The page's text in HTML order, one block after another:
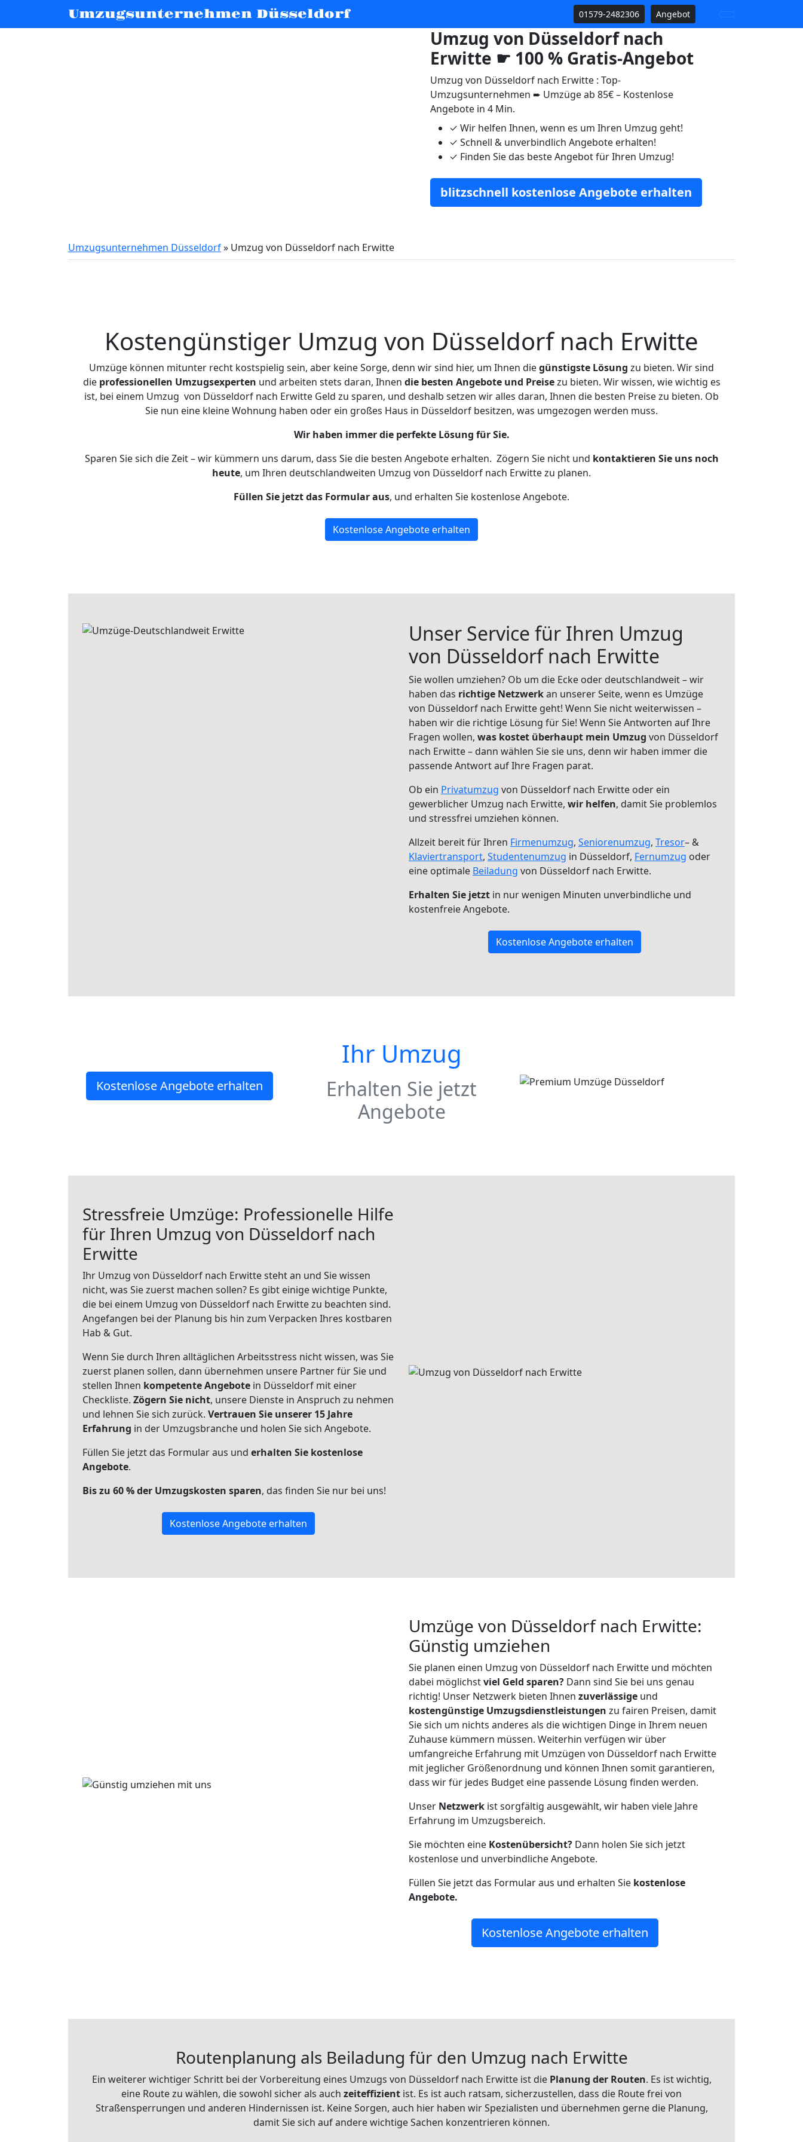
Umzugsunternehmen Düsseldorf 01579-2482306 Angebot
Umzug von Düsseldorf nach
Erwitte ☛ 100 % Gratis-Angebot
Umzug von Düsseldorf nach Erwitte : Top-
Umzugsunternehmen ➨ Umzüge ab 85€ – Kostenlose
Angebote in 4 Min.
✓ Wir helfen Ihnen, wenn es um Ihren Umzug geht!
✓ Schnell & unverbindlich Angebote erhalten!
✓ Finden Sie das beste Angebot für Ihren Umzug!
blitzschnell kostenlose Angebote erhalten
Umzugsunternehmen Düsseldorf» Umzug von Düsseldorf nach Erwitte
Kostengünstiger Umzug von Düsseldorf nach Erwitte
Umzüge können mitunter recht kostspielig sein, aber keine Sorge, denn wir sind hier, um Ihnen diegünstigste Lösung zu bieten. Wir sind
die professionellen Umzugsexperten und arbeiten stets daran, Ihnen die besten Angebote und Preisezu bieten. Wir wissen, wie wichtig es
ist, bei einem Umzug von Düsseldorf nach Erwitte Geld zu sparen, und deshalb setzen wir alles daran, Ihnen die besten Preise zu bieten. Ob
Sie nun eine kleine Wohnung haben oder ein großes Haus in Düsseldorf besitzen, was umgezogen werden muss.
Wir haben immer die perfekte Lösung für Sie.
Sparen Sie sich die Zeit – wir kümmern uns darum, dass Sie die besten Angebote erhalten. Zögern Sie nicht und kontaktieren Sie uns noch
heute, um Ihren deutschlandweiten Umzug von Düsseldorf nach Erwitte zu planen.
Füllen Sie jetzt das Formular aus, und erhalten Sie kostenlose Angebote.
Kostenlose Angebote erhalten
Unser Service für Ihren Umzug
von Düsseldorf nach Erwitte
Sie wollen umziehen? Ob um die Ecke oder deutschlandweit – wir
haben das richtige Netzwerkan unserer Seite, wenn es Umzüge
von Düsseldorf nach Erwitte geht! Wenn Sie nicht weiterwissen –
haben wir die richtige Lösung für Sie! Wenn Sie Antworten auf Ihre
Fragen wollen, was kostet überhaupt mein Umzug von Düsseldorf
nach Erwitte – dann wählen Sie sie uns, denn wir haben immer die
passende Antwort auf Ihre Fragen parat.
Ob ein Privatumzug von Düsseldorf nach Erwitte oder ein
gewerblicher Umzug nach Erwitte, wir helfen, damit Sie problemlos
und stressfrei umziehen können.
Allzeit bereit für Ihren Firmenumzug, Seniorenumzug, Tresor– &
Klaviertransport, Studentenumzug in Düsseldorf, Fernumzug oder
eine optimale Beiladung von Düsseldorf nach Erwitte.
Erhalten Sie jetzt in nur wenigen Minuten unverbindliche und
kostenfreie Angebote.
Kostenlose Angebote erhalten
Kostenlose Angebote erhalten
Ihr Umzug
Erhalten Sie jetzt
Angebote
Stressfreie Umzüge: Professionelle Hilfe
für Ihren Umzug von Düsseldorf nach
Erwitte
Ihr Umzug von Düsseldorf nach Erwitte steht an und Sie wissen
nicht, was Sie zuerst machen sollen? Es gibt einige wichtige Punkte,
die bei einem Umzug von Düsseldorf nach Erwitte zu beachten sind.
Angefangen bei der Planung bis hin zum Verpacken Ihres kostbaren
Hab & Gut.
Wenn Sie durch Ihren alltäglichen Arbeitsstress nicht wissen, was Sie
zuerst planen sollen, dann übernehmen unsere Partner für Sie und
stellen Ihnen kompetente Angebote in Düsseldorf mit einer
Checkliste. Zögern Sie nicht, unsere Dienste in Anspruch zu nehmen
und lehnen Sie sich zurück. Vertrauen Sie unserer 15 Jahre
Erfahrung in der Umzugsbranche und holen Sie sich Angebote.
Füllen Sie jetzt das Formular aus und erhalten Sie kostenlose
Angebote.
Bis zu 60 % der Umzugskosten sparen, das finden Sie nur bei uns!
Kostenlose Angebote erhalten
Umzüge von Düsseldorf nach Erwitte:
Günstig umziehen
Sie planen einen Umzug von Düsseldorf nach Erwitte und möchten
dabei möglichstviel Geld sparen? Dann sind Sie bei uns genau
richtig! Unser Netzwerk bieten Ihnen zuverlässige und
kostengünstige Umzugsdienstleistungen zu fairen Preisen, damit
Sie sich um nichts anderes als die wichtigen Dinge in Ihrem neuen
Zuhause kümmern müssen. Weiterhin verfügen wir über
umfangreiche Erfahrung mit Umzügen von Düsseldorf nach Erwitte
mit jeglicher Größenordnung und können Ihnen somit garantieren,
dass wir für jedes Budget eine passende Lösung finden werden.
Unser Netzwerk ist sorgfältig ausgewählt, wir haben viele Jahre
Erfahrung im Umzugsbereich.
Sie möchten eine Kostenübersicht? Dann holen Sie sich jetzt
kostenlose und unverbindliche Angebote.
Füllen Sie jetzt das Formular aus und erhalten Sie kostenlose
Angebote.
Kostenlose Angebote erhalten
Routenplanung als Beiladung für den Umzug nach Erwitte
Ein weiterer wichtiger Schritt bei der Vorbereitung eines Umzugs von Düsseldorf nach Erwitte ist diePlanung der Routen. Es ist wichtig,
eine Route zu wählen, die sowohl sicher als auch zeiteffizient ist. Es ist auch ratsam, sicherzustellen, dass die Route frei von
Straßensperrungen und anderen Hindernissen ist. Keine Sorgen, auch hier haben wir Spezialisten und übernehmen gerne die Planung,
damit Sie sich auf andere wichtige Sachen konzentrieren können.